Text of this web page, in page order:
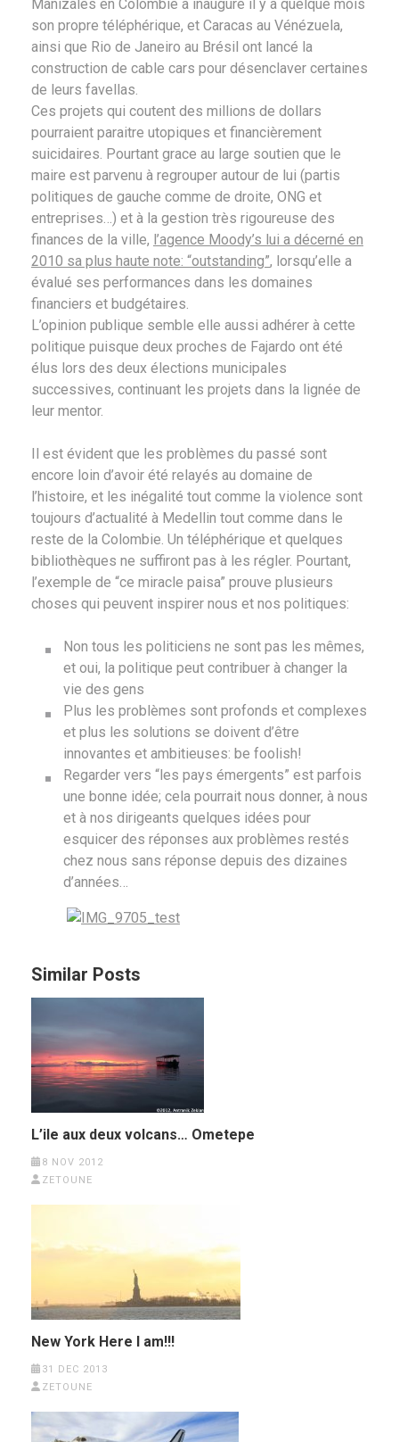
Manizales en Colombie a inauguré il y a quelque mois
son propre téléphérique, et Caracas au Vénézuela,
ainsi que Rio de Janeiro au Brésil ont lancé la
construction de cable cars pour désenclaver certaines
de leurs favellas.
Ces projets qui coutent des millions de dollars
pourraient paraitre utopiques et financièrement
suicidaires. Pourtant grace au large soutien que le
maire est parvenu à regrouper autour de lui (partis
politiques de gauche comme de droite, ONG et
entreprises…) et à la gestion très rigoureuse des
finances de la ville, l’agence Moody’s lui a décerné en
2010 sa plus haute note: “outstanding”, lorsqu’elle a
évalué ses performances dans les domaines
financiers et budgétaires.
L’opinion publique semble elle aussi adhérer à cette
politique puisque deux proches de Fajardo ont été
élus lors des deux élections municipales
successives, continuant les projets dans la lignée de
leur mentor.
Il est évident que les problèmes du passé sont
encore loin d’avoir été relayés au domaine de
l’histoire, et les inégalité tout comme la violence sont
toujours d’actualité à Medellin tout comme dans le
reste de la Colombie. Un téléphérique et quelques
bibliothèques ne suffiront pas à les régler. Pourtant,
l’exemple de “ce miracle paisa” prouve plusieurs
choses qui peuvent inspirer nous et nos politiques:
Non tous les politiciens ne sont pas les mêmes,
et oui, la politique peut contribuer à changer la
vie des gens
Plus les problèmes sont profonds et complexes
et plus les solutions se doivent d’être
innovantes et ambitieuses: be foolish!
Regarder vers “les pays émergents” est parfois
une bonne idée; cela pourrait nous donner, à nous
et à nos dirigeants quelques idées pour
esquicer des réponses aux problèmes restés
chez nous sans réponse depuis des dizaines
d’années…
Similar Posts
L’ile aux deux volcans… Ometepe
8 NOV 2012
ZETOUNE
New York Here I am!!!
31 DEC 2013
ZETOUNE